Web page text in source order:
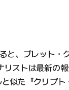
と、ブレット・
リストは最新の
似た『クリプト